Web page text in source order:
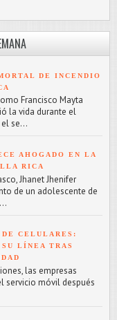
DE INCENDIO
Francisco Mayta
la vida durante el
se...
AHOGADO EN LA
RICA
Jhanet Jhenifer
de un adolescente de
CELULARES:
SU LÍNEA TRAS
las empresas
servicio móvil después